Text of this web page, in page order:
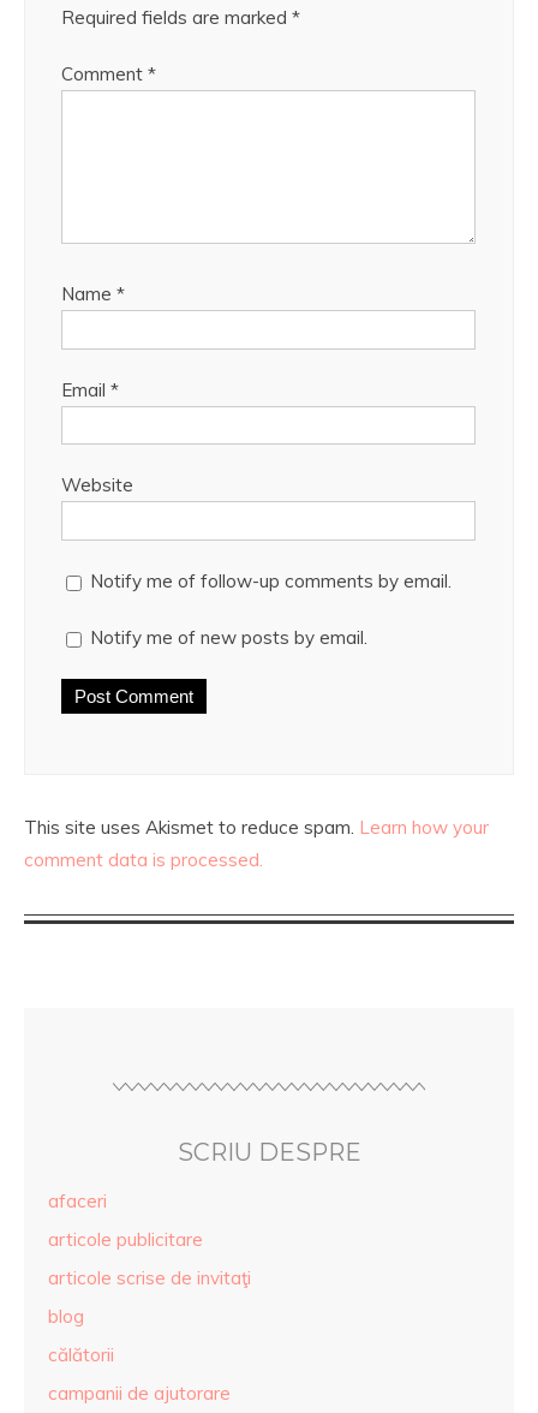
Required fields are marked *
Comment *
Name *
Email *
Website
Notify me of follow-up comments by email.
Notify me of new posts by email.
This site uses Akismet to reduce spam. Learn how your
comment data is processed.
SCRIU DESPRE
afaceri
articole publicitare
articole scrise de invitaţi
blog
călătorii
campanii de ajutorare